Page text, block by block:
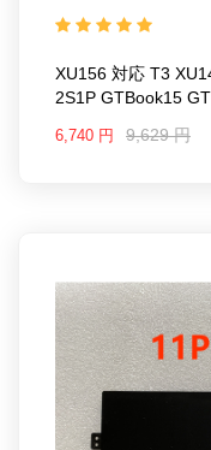
品番: XU156
1185G7
T3 XU141
XU156 対応 T3
2S1P GTBook15
6,740 円 9,629 円